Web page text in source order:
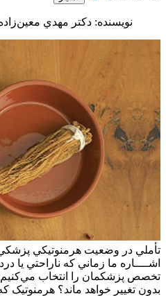
نویسنده: دکتر مهدي
تأملي در وضعيت هرمنوتيکي
اشــــاره ما زماني که ناراحتي يا
تخصص پزشکمان را انتخاب مي‌کنيم
بدون تغيير خواهد ماند؟